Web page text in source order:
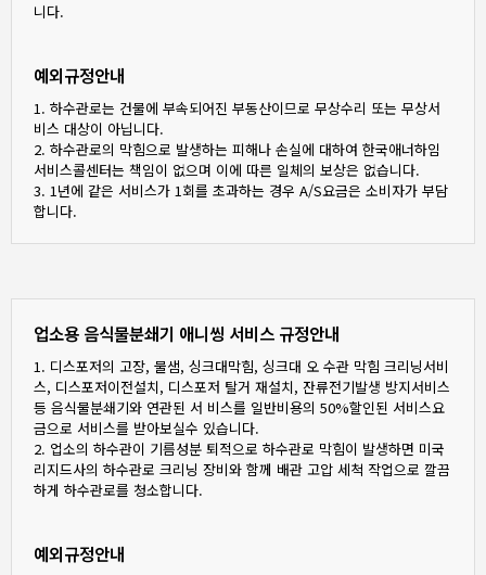
니다.
예외규정안내
1. 하수관로는 건물에 부속되어진 부동산이므로 무상수리 또는 무상서
비스 대상이 아닙니다.
2. 하수관로의 막힘으로 발생하는 피해나 손실에 대하여 한국애너하임
서비스콜센터는 책임이 없으며 이에 따른 일체의 보상은 없습니다.
3. 1년에 같은 서비스가 1회를 초과하는 경우 A/S요금은 소비자가 부담
합니다.
업소용 음식물분쇄기 애니씽 서비스 규정안내
1. 디스포저의 고장, 물샘, 싱크대막힘, 싱크대 오 수관 막힘 크리닝서비
스, 디스포저이전설치, 디스포저 탈거 재설치, 잔류전기발생 방지서비스
등 음식물분쇄기와 연관된 서 비스를 일반비용의 50%할인된 서비스요
금으로 서비스를 받아보실수 있습니다.
2. 업소의 하수관이 기름성분 퇴적으로 하수관로 막힘이 발생하면 미국
리지드사의 하수관로 크리닝 장비와 함께 배관 고압 세척 작업으로 깔끔
하게 하수관로를 청소합니다.
예외규정안내